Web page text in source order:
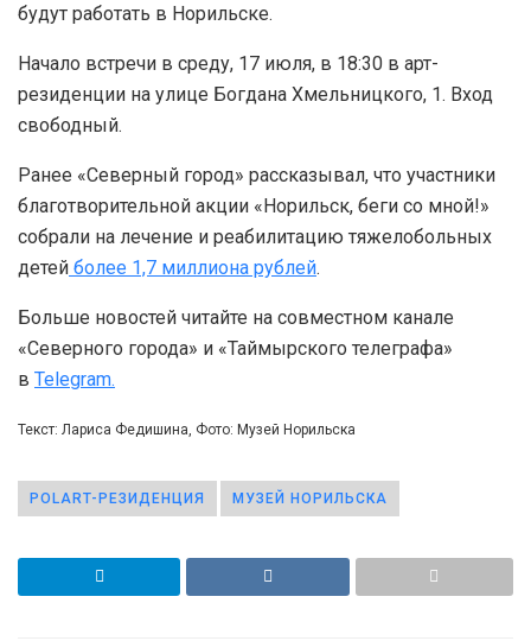
будут работать в Норильске.
Начало встречи в среду, 17 июля, в 18:30 в арт-
резиденции на улице Богдана Хмельницкого, 1. Вход
свободный.
Ранее «Северный город» рассказывал, что участники
благотворительной акции «Норильск, беги со мной!»
собрали на лечение и реабилитацию тяжелобольных
детей более 1,7 миллиона рублей.
Больше новостей читайте на совместном канале
«Северного города» и «Таймырского телеграфа»
в Telegram.
Текст: Лариса Федишина, Фото: Музей Норильска
POLART-РЕЗИДЕНЦИЯ МУЗЕЙ НОРИЛЬСКА